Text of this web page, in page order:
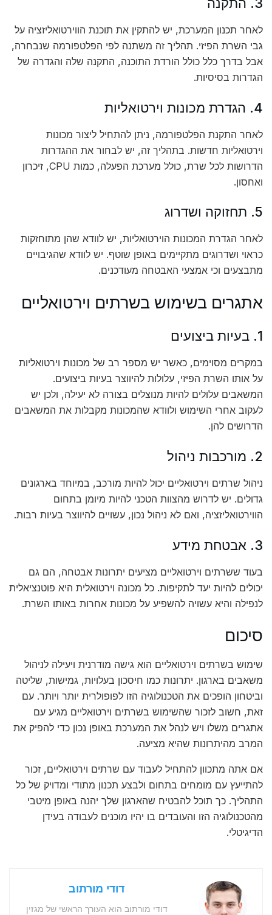
לאחר תכנון המערכת, יש להתקין את תוכנת הווירטואליזציה על
גבי השרת הפיזי. תהליך זה משתנה לפי הפלטפורמה שנבחרה,
אבל בדרך כלל כולל הורדת התוכנה, התקנה שלה והגדרה של
הגדרות בסיסיות.
4. הגדרת מכונות וירטואליות
לאחר התקנת הפלטפורמה, ניתן להתחיל ליצור מכונות
וירטואליות חדשות. בתהליך זה, יש לבחור את ההגדרות
הדרושות לכל שרת, כולל מערכת הפעלה, כמות CPU, זיכרון
ואחסון.
5. תחזוקה ושדרוג
לאחר הגדרת המכונות הוירטואליות, יש לוודא שהן מתוחזקות
כראוי ושדרוגים מתקיימים באופן שוטף. יש לוודא שהגיבויים
מתבצעים וכי אמצעי האבטחה מעודכנים.
אתגרים בשימוש בשרתים וירטואליים
1. בעיות ביצועים
במקרים מסוימים, כאשר יש מספר רב של מכונות וירטואליות
על אותו השרת הפיזי, עלולות להיווצר בעיות ביצועים.
המשאבים עלולים להיות מנוצלים בצורה לא יעילה, ולכן יש
לעקוב אחרי השימוש ולוודא שהמכונות מקבלות את המשאבים
הדרושים להן.
2. מורכבות ניהול
ניהול שרתים וירטואליים יכול להיות מורכב, במיוחד בארגונים
גדולים. יש לדרוש מהצוות הטכני להיות מיומן בתחום
הווירטואליזציה, ואם לא ניהול נכון, עשויים להיווצר בעיות רבות.
3. אבטחת מידע
בעוד ששרתים וירטואליים מציעים יתרונות אבטחה, הם גם
יכולים להיות יעד לתקיפות. כל מכונה וירטואלית היא פוטנציאלית
לנפילה והיא עשויה להשפיע על מכונות אחרות באותו השרת.
סיכום
שימוש בשרתים וירטואליים הוא גישה מודרנית ויעילה לניהול
משאבים בארגון. יתרונות כמו חיסכון בעלויות, גמישות, שליטה
וביטחון הופכים את הטכנולוגיה הזו לפופולרית יותר ויותר. עם
זאת, חשוב לזכור שהשימוש בשרתים וירטואליים מגיע עם
אתגרים משלו ויש לנהל את המערכת באופן נכון כדי להפיק את
המרב מהיתרונות שהיא מציעה.
אם אתה מתכוון להתחיל לעבוד עם שרתים וירטואליים, זכור
להתייעץ עם מומחים בתחום ולבצע תכנון מתודי ומדויק של כל
התהליך. כך תוכל להבטיח שהארגון שלך יהנה באופן מיטבי
מהטכנולוגיה הזו והעובדים בו יהיו מוכנים לעבודה בעידן
הדיגיטלי.
דודי מורתוב
דודי מורתוב הוא העורך הראשי של מגזין